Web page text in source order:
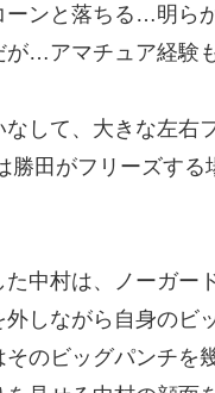
ーンと落ちる…明ら
…アマチュア経験
して、大きな左右
勝田がフリーズする
中村は、ノーガー
しながら自身のビ
そのビッグパンチを